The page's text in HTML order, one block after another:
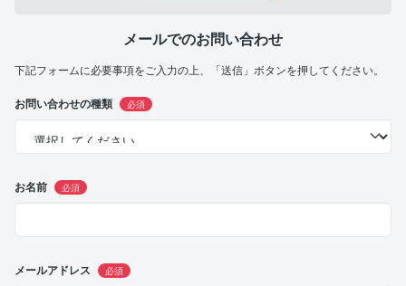
メールでのお問い合わせ
下記フォームに必要事項をご入力の上、「送信」ボタンを押してください。
お問い合わせの種類 必須
お名前 必須
メールアドレス 必須